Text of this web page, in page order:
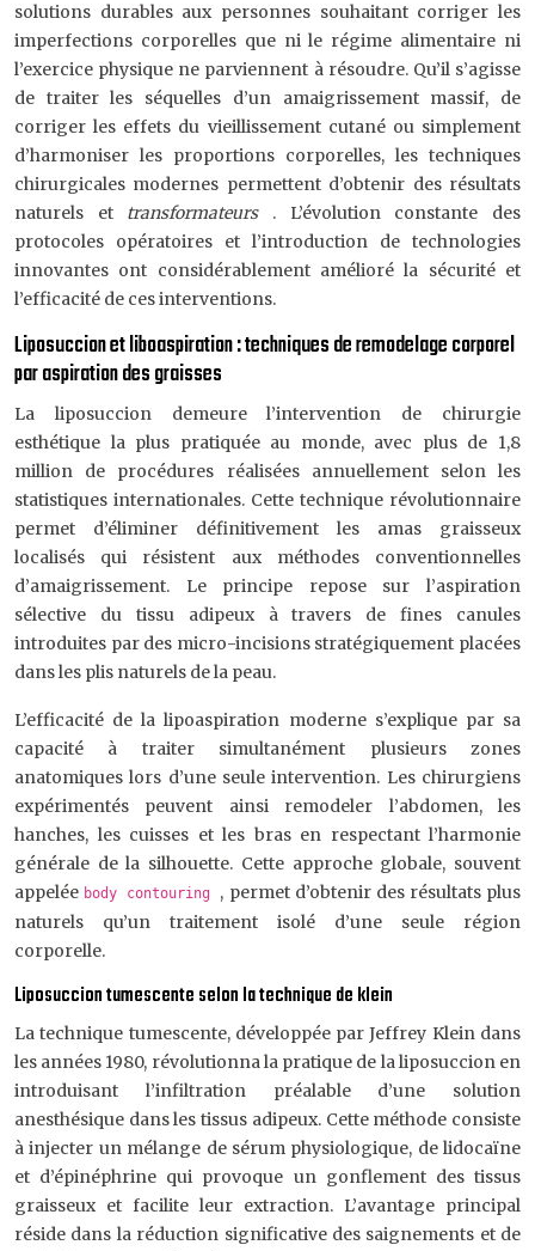
solutions durables aux personnes souhaitant corriger les
imperfections corporelles que ni le régime alimentaire ni
l’exercice physique ne parviennent à résoudre. Qu’il s’agisse
de traiter les séquelles d’un amaigrissement massif, de
corriger les effets du vieillissement cutané ou simplement
d’harmoniser les proportions corporelles, les techniques
chirurgicales modernes permettent d’obtenir des résultats
naturels et transformateurs . L’évolution constante des
protocoles opératoires et l’introduction de technologies
innovantes ont considérablement amélioré la sécurité et
l’efficacité de ces interventions.
Liposuccion et liboaspiration : techniques de remodelage corporel
par aspiration des graisses
La liposuccion demeure l’intervention de chirurgie
esthétique la plus pratiquée au monde, avec plus de 1,8
million de procédures réalisées annuellement selon les
statistiques internationales. Cette technique révolutionnaire
permet d’éliminer définitivement les amas graisseux
localisés qui résistent aux méthodes conventionnelles
d’amaigrissement. Le principe repose sur l’aspiration
sélective du tissu adipeux à travers de fines canules
introduites par des micro-incisions stratégiquement placées
dans les plis naturels de la peau.
L’efficacité de la lipoaspiration moderne s’explique par sa
capacité à traiter simultanément plusieurs zones
anatomiques lors d’une seule intervention. Les chirurgiens
expérimentés peuvent ainsi remodeler l’abdomen, les
hanches, les cuisses et les bras en respectant l’harmonie
générale de la silhouette. Cette approche globale, souvent
appelée body contouring , permet d’obtenir des résultats plus
naturels qu’un traitement isolé d’une seule région
corporelle.
Liposuccion tumescente selon la technique de klein
La technique tumescente, développée par Jeffrey Klein dans
les années 1980, révolutionna la pratique de la liposuccion en
introduisant l’infiltration préalable d’une solution
anesthésique dans les tissus adipeux. Cette méthode consiste
à injecter un mélange de sérum physiologique, de lidocaïne
et d’épinéphrine qui provoque un gonflement des tissus
graisseux et facilite leur extraction. L’avantage principal
réside dans la réduction significative des saignements et de